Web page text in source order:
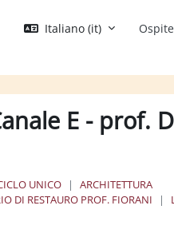
Italiano ‎(it)‎ Ospite
E - prof.
UNICO
ARCHITETTURA
DI RESTAURO PROF. FIORANI